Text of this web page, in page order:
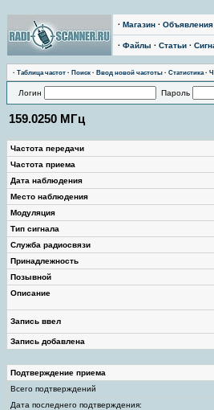
· Магазин · Объявления
· Файлы · Статьи ·
· Таблица частот · Поиск · Ввод новой частоты · Статистика·
Логин Пароль
159.0250 МГц
Частота передачи
Частота приема
Дата наблюдения
Место наблюдения
Модуляция
Тип сигнала
Служба радиосвязи
Принадлежность
Позывной
Описание
Запись ввел
Запись добавлена
Подтверждение приема
Всего подтверждений
Дата последнего подтверждения: